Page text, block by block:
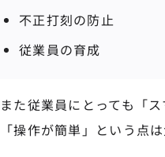
不正打刻の防止
従業員の育成
また従業員にとっても「
「操作が簡単」という点